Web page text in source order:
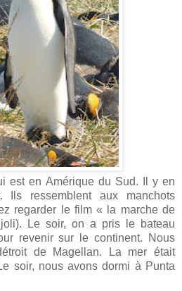
est en Amérique du Sud. Il y en
ressemblent aux manchots
regarder le film « la marche de
joli). Le soir, on a pris le bateau
revenir sur le continent. Nous
de Magellan. La mer était
soir, nous avons dormi à Punta